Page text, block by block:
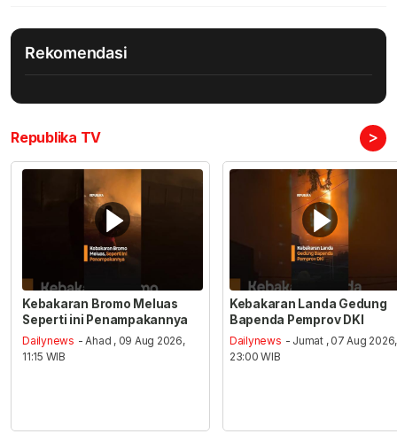
Rekomendasi
Republika TV >
Kebakaran Bromo Meluas
Seperti ini Penampakannya
Dailynews - Ahad , 09 Aug 2026,
11:15 WIB
Kebakaran Landa Gedung
Bapenda Pemprov DKI
Dailynews - Jumat , 07 Aug 2026,
23:00 WIB